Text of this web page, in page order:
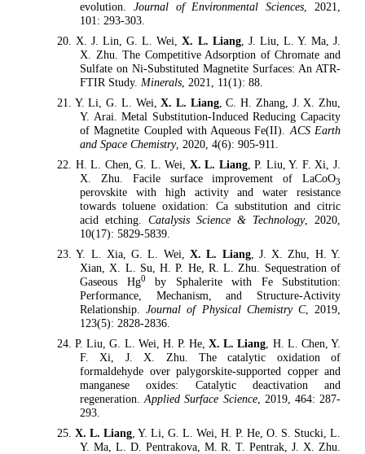
evolution. Journal of Environmental Sciences, 2021,
101: 293-303.
20. X. J. Lin, G. L. Wei,X. L. Liang, J. Liu, L. Y. Ma, J.
X. Zhu. The Competitive Adsorption of Chromate and
Sulfate on Ni-Substituted Magnetite Surfaces: An ATR-
FTIR Study. Minerals, 2021, 11(1): 88.
21. Y. Li, G. L. Wei,X. L. Liang, C. H. Zhang, J. X. Zhu,
Y. Arai. Metal Substitution-Induced Reducing Capacity
of Magnetite Coupled with Aqueous Fe(II).ACS Earth
and Space Chemistry, 2020, 4(6): 905-911.
22. H. L. Chen, G. L. Wei, X. L. Liang, P. Liu, Y. F. Xi, J.
X. Zhu. Facile surface improvement of LaCoO3
perovskite with high activity and water resistance
towards toluene oxidation: Ca substitution and citric
acid etching. Catalysis Science & Technology, 2020,
10(17): 5829-5839.
23. Y. L. Xia, G. L. Wei, X. L. Liang, J. X. Zhu, H. Y.
Xian, X. L. Su, H. P. He, R. L. Zhu. Sequestration of
Gaseous Hg0
by Sphalerite with Fe Substitution:
Performance, Mechanism, and Structure-Activity
Relationship. Journal of Physical Chemistry C, 2019,
123(5): 2828-2836.
24. P. Liu, G. L. Wei, H. P. He,X. L. Liang, H. L. Chen, Y.
F. Xi, J. X. Zhu. The catalytic oxidation of
formaldehyde over palygorskite-supported copper and
manganese oxides: Catalytic deactivation and
regeneration.Applied Surface Science, 2019, 464: 287-
293.
25. X. L. Liang, Y. Li, G. L. Wei, H. P. He, O. S. Stucki, L.
Y. Ma, L. D. Pentrakova, M. R. T. Pentrak, J. X. Zhu.